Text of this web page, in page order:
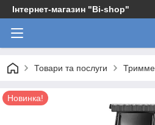
Інтернет-магазин "Bi-shop"
Товари та послуги
Новинка!